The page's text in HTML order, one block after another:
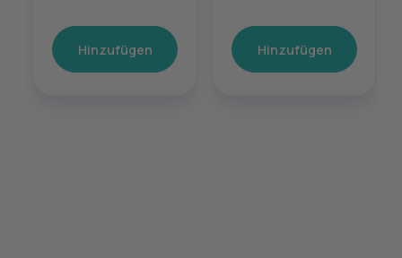
Hinzufügen Hinzufügen